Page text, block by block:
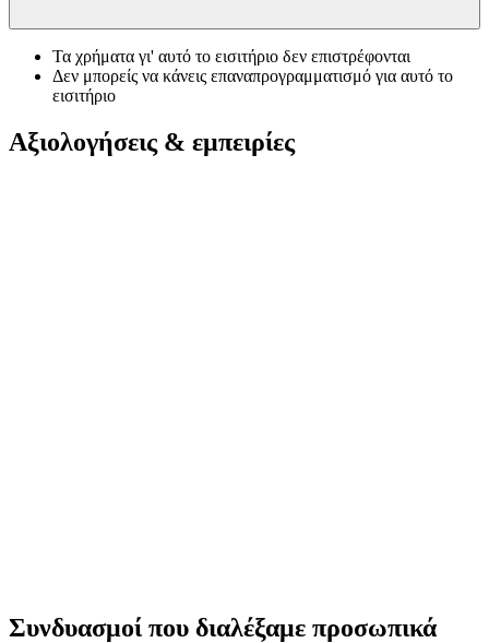
Τα χρήματα γι' αυτό το εισιτήριο δεν επιστρέφονται
Δεν μπορείς να κάνεις επαναπρογραμματισμό για αυτό το
εισιτήριο
Αξιολογήσεις & εμπειρίες
Συνδυασμοί που διαλέξαμε προσωπικά